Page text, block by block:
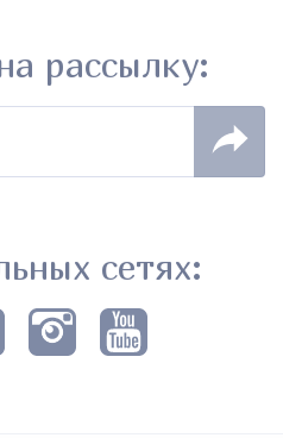
рассылку:
сетях: